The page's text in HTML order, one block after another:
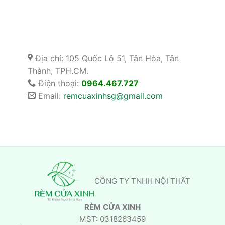
Địa chỉ: 105 Quốc Lộ 51, Tân Hòa, Tân
Thành, TPH.CM.
Điện thoại: 0964.467.727
Email: remcuaxinhsg@gmail.com
CÔNG TY TNHH NỘI THẤT
RÈM CỬA XINH
MST: 0318263459